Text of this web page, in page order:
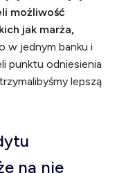
możliwość
jak marża,
w jednym banku i
punktu odniesienia
lepszą
na nie